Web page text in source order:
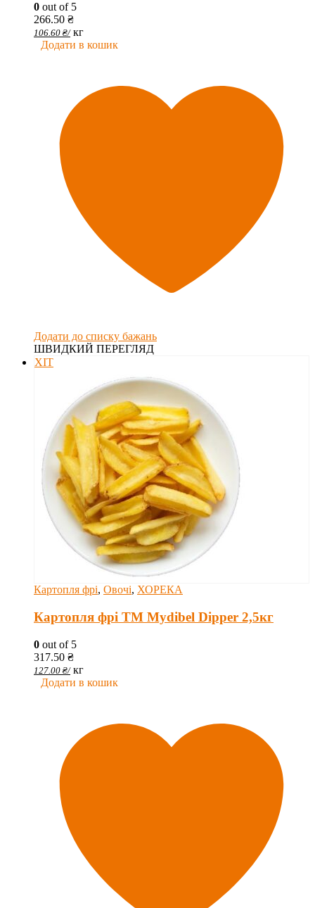
0 out of 5
266.50 ₴
106.60 ₴/ кг
Додати в кошик
Додати до списку бажань
ШВИДКИЙ ПЕРЕГЛЯД
ХІТ
Картопля фрі, Овочі, ХОРЕКА
Картопля фрі ТМ Mydibel Dipper 2,5кг
0 out of 5
317.50 ₴
127.00 ₴/ кг
Додати в кошик